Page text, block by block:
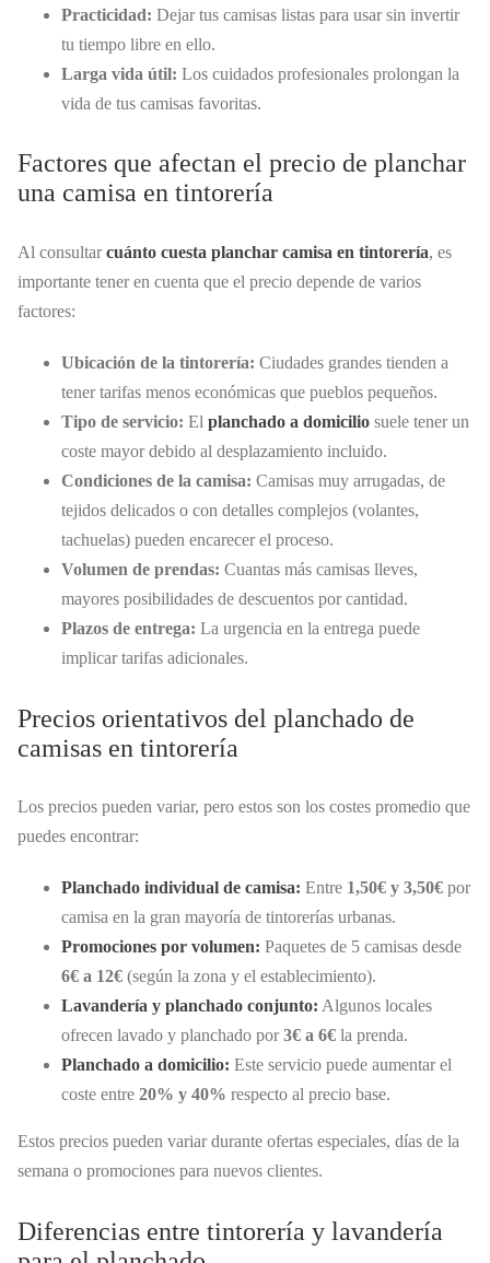
Practicidad: Dejar tus camisas listas para usar sin invertir
tu tiempo libre en ello.
Larga vida útil: Los cuidados profesionales prolongan la
vida de tus camisas favoritas.
Factores que afectan el precio de planchar
una camisa en tintorería
Al consultarcuánto cuesta planchar camisa en tintorería, es
importante tener en cuenta que el precio depende de varios
factores:
Ubicación de la tintorería: Ciudades grandes tienden a
tener tarifas menos económicas que pueblos pequeños.
Tipo de servicio: El planchado a domicilio suele tener un
coste mayor debido al desplazamiento incluido.
Condiciones de la camisa: Camisas muy arrugadas, de
tejidos delicados o con detalles complejos (volantes,
tachuelas) pueden encarecer el proceso.
Volumen de prendas: Cuantas más camisas lleves,
mayores posibilidades de descuentos por cantidad.
Plazos de entrega: La urgencia en la entrega puede
implicar tarifas adicionales.
Precios orientativos del planchado de
camisas en tintorería
Los precios pueden variar, pero estos son los costes promedio que
puedes encontrar:
Planchado individual de camisa: Entre 1,50€ y 3,50€ por
camisa en la gran mayoría de tintorerías urbanas.
Promociones por volumen: Paquetes de 5 camisas desde
6€ a 12€ (según la zona y el establecimiento).
Lavandería y planchado conjunto: Algunos locales
ofrecen lavado y planchado por3€ a 6€ la prenda.
Planchado a domicilio: Este servicio puede aumentar el
coste entre 20% y 40% respecto al precio base.
Estos precios pueden variar durante ofertas especiales, días de la
semana o promociones para nuevos clientes.
Diferencias entre tintorería y lavandería